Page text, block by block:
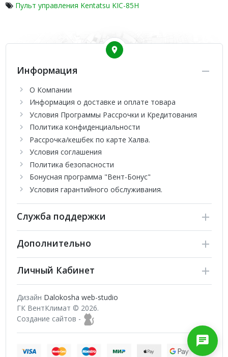
Пульт управления Kentatsu KIC-85H
Информация
О Компании
Информация о доставке и оплате товара
Условия Программы Рассрочки и Кредитования
Политика конфиденциальности
Рассрочка/кешбек по карте Халва.
Условия соглашения
Политика безопасности
Бонусная программа "Вент-Бонус"
Условия гарантийного обслуживания.
Служба поддержки
Дополнительно
Личный Кабинет
Дизайн Dalokosha web-studio
ГК ВентКлимат © 2026.
Создание сайтов -